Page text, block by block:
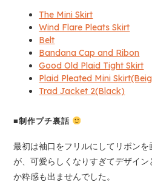
The Mini Skirt
Wind Flare Pleats Skirt
Belt
Bandana Cap and Ribon
Good Old Plaid Tight Skirt
Plaid Pleated Mini
Trad Jacket 2(Black)
■制作プチ裏話
最初は袖口をフリルにしてリボン
が、可愛らしくなりすぎてデザイン
か粋感も出ませんでした。